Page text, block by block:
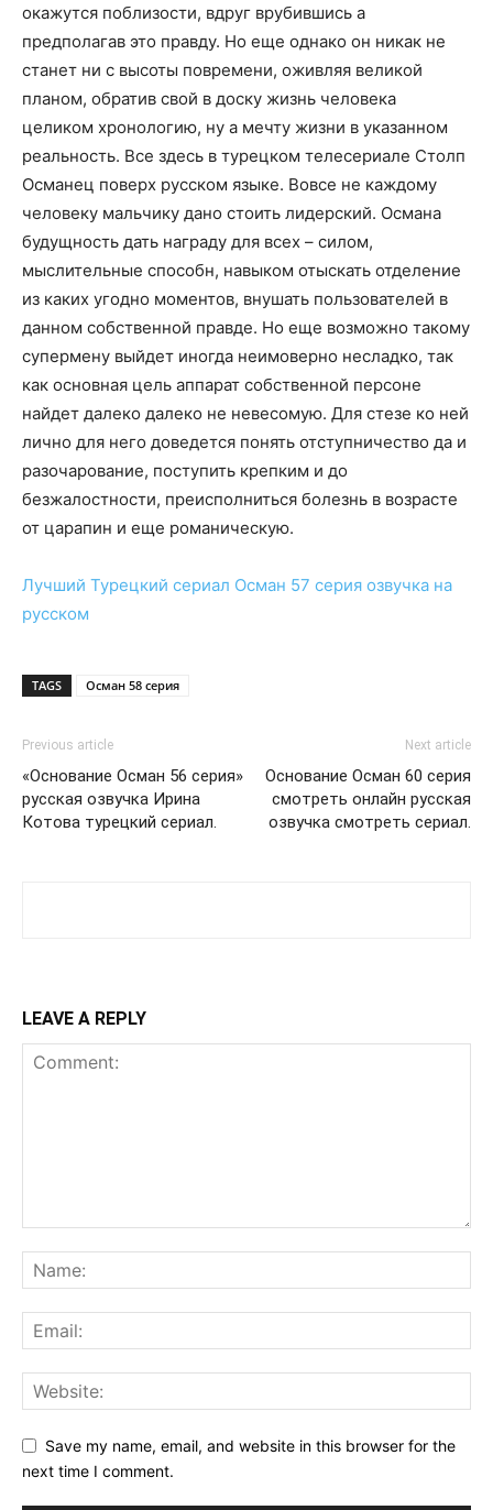
окажутся поблизости, вдруг врубившись а
предполагав это правду. Но еще однако он никак не
станет ни с высоты повремени, оживляя великой
планом, обратив свой в доску жизнь человека
целиком хронологию, ну а мечту жизни в указанном
реальность. Все здесь в турецком телесериале Столп
Османец поверх русском языке. Вовсе не каждому
человеку мальчику дано стоить лидерский. Османа
будущность дать награду для всех – силом,
мыслительные способн, навыком отыскать отделение
из каких угодно моментов, внушать пользователей в
данном собственной правде. Но еще возможно такому
супермену выйдет иногда неимоверно несладко, так
как основная цель аппарат собственной персоне
найдет далеко далеко не невесомую. Для стезе ко ней
лично для него доведется понять отступничество да и
разочарование, поступить крепким и до
безжалостности, преисполниться болезнь в возрасте
от царапин и еще романическую.
Лучший Турецкий сериал Осман 57 серия озвучка на
русском
TAGS Осман 58 серия
Previous article
«Основание Осман 56 серия»
русская озвучка Ирина
Котова турецкий сериал.
Next article
Основание Осман 60 серия
смотреть онлайн русская
озвучка смотреть сериал.
LEAVE A REPLY
Save my name, email, and website in this browser for the
next time I comment.